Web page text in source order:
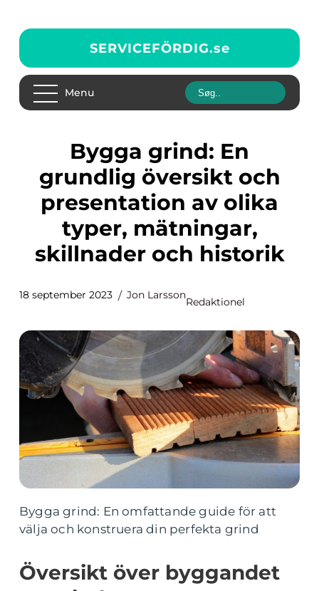
SERVICEFÖRDIG.se
Menu
Bygga grind: En
grundlig översikt och
presentation av olika
typer, mätningar,
skillnader och historik
18 september 2023 Jon Larsson
Redaktionel
Bygga grind: En omfattande guide för att
välja och konstruera din perfekta grind
Översikt över byggandet